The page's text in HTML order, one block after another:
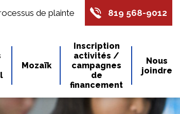
de plainte 819 568-9012
Mozaïk
Inscription
activités /
campagnes
de
financement
Nous
joindre